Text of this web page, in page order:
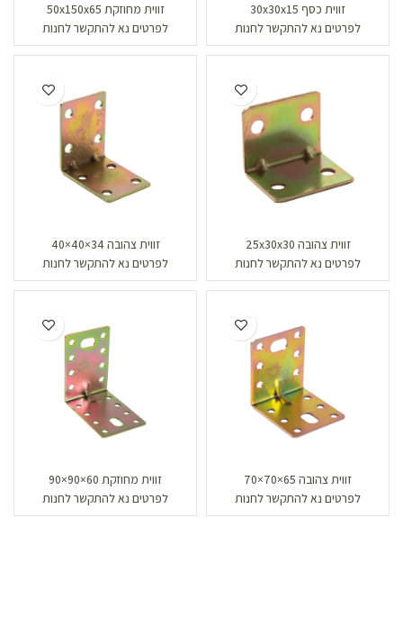
זווית כסף 30x30x15
לפרטים נא להתקשר לחנות
זווית מחוזקת 50x150x65
לפרטים נא להתקשר לחנות
זווית צהובה 25x30x30
לפרטים נא להתקשר לחנות
זווית צהובה 34×40×40
לפרטים נא להתקשר לחנות
זווית צהובה 65×70×70
לפרטים נא להתקשר לחנות
זווית מחוזקת 60×90×90
לפרטים נא להתקשר לחנות